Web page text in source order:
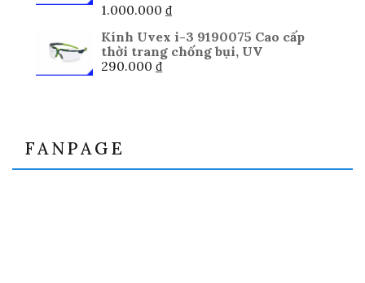
1.000.000 ₫
Kính Uvex i-3 9190075 Cao cấp
thời trang chống bụi, UV
290.000 ₫
FANPAGE